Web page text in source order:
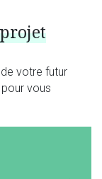
votre futur
vous